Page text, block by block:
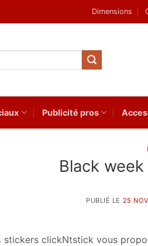
Dimensions
Publicité pros
Black
PUBLIÉ LE 25
stickers clickNtstick vous